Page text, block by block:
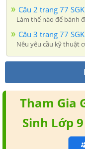
Câu 2 trang 77
Làm thế nào để bánh
Câu 3 trang 77
Nêu yêu cầu kỹ thuật
Tham Gia
Sinh Lớp